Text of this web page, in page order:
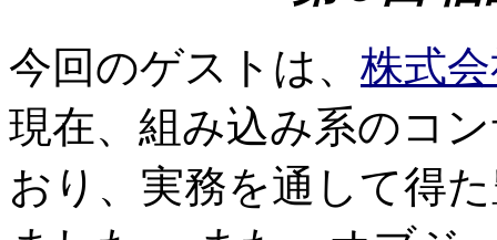
今回のゲストは、 株式
現在、組み込み系のコ
おり、実務を通して得